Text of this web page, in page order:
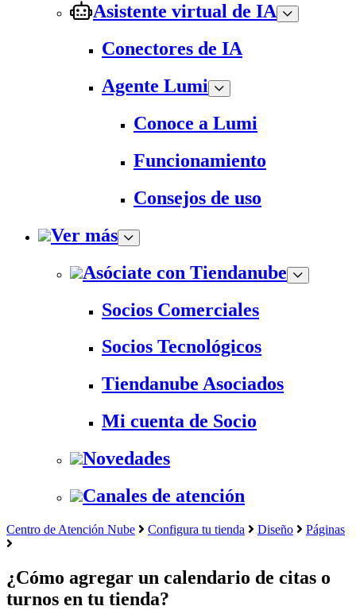
Asistente virtual de IA
Conectores de IA
Agente Lumi
Conoce a Lumi
Funcionamiento
Consejos de uso
Ver más
Asóciate con Tiendanube
Socios Comerciales
Socios Tecnológicos
Tiendanube Asociados
Mi cuenta de Socio
Novedades
Canales de atención
Centro de Atención Nube Configura tu tienda Diseño Páginas
¿Cómo agregar un calendario de citas o
turnos en tu tienda?